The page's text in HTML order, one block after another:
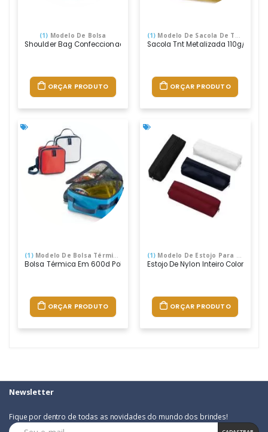
(1) Modelo De Bolsa
Shoulder Bag Confeccionada Em Nylon 600, Com Alça Em Fita Ca
ORÇAR PRODUTO
(1) Modelo De Sacola De TNT Metalizado
Sacola Tnt Metalizada 110g/m²
ORÇAR PRODUTO
(1)Modelo De Bolsa Térmica
Bolsa Térmica Em 600d Poliéster Com Bolso Interior Em Tela Mesh
ORÇAR PRODUTO
(1) Modelo De Estojo Para Esferográfica
Estojo De Nylon Inteiro Colorido
ORÇAR PRODUTO
Newsletter
Fique por dentro de todas as novidades do mundo dos brindes!